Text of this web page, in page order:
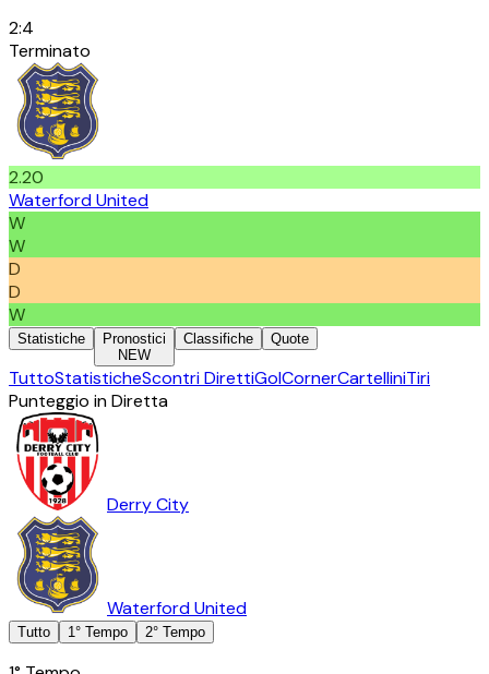
2:4
Terminato
2.20
Waterford United
W
W
D
D
W
Statistiche
Pronostici
NEW
Classifiche Quote
TuttoStatisticheScontri DirettiGolCornerCartelliniTiri
Punteggio in Diretta
Derry City
Waterford United
Tutto 1° Tempo 2° Tempo